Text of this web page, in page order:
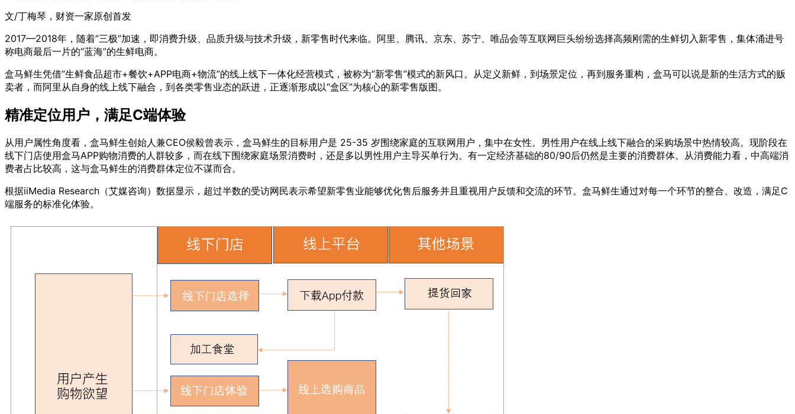
文/丁梅琴，财资一家原创首发
2017—2018年，随着“三极”加速，即消费升级、品质升级与技术升级，新零售时代来临。阿里、腾讯、京东、苏宁、唯品会等互联网巨头纷纷选择高频刚需的生鲜切入新零售，集体涌进号
称电商最后一片的“蓝海”的生鲜电商。
盒马鲜生凭借“生鲜食品超市+餐饮+APP电商+物流”的线上线下一体化经营模式，被称为“新零售”模式的新风口。从定义新鲜，到场景定位，再到服务重构，盒马可以说是新的生活方式的贩
卖者，而阿里从自身的线上线下融合，到各类零售业态的跃进，正逐渐形成以“盒区”为核心的新零售版图。
精准定位用户，满足C端体验
从用户属性角度看，盒马鲜生创始人兼CEO侯毅曾表示，盒马鲜生的目标用户是 25-35 岁围绕家庭的互联网用户，集中在女性。男性用户在线上线下融合的采购场景中热情较高。现阶段在
线下门店使用盒马APP购物消费的人群较多，而在线下围绕家庭场景消费时，还是多以男性用户主导买单行为。有一定经济基础的80/90后仍然是主要的消费群体。从消费能力看，中高端消
费者占比较高，这与盒马鲜生的消费群体定位不谋而合。
根据iiMedia Research（艾媒咨询）数据显示，超过半数的受访网民表示希望新零售业能够优化售后服务并且重视用户反馈和交流的环节。盒马鲜生通过对每一个环节的整合、改造，满足C
端服务的标准化体验。